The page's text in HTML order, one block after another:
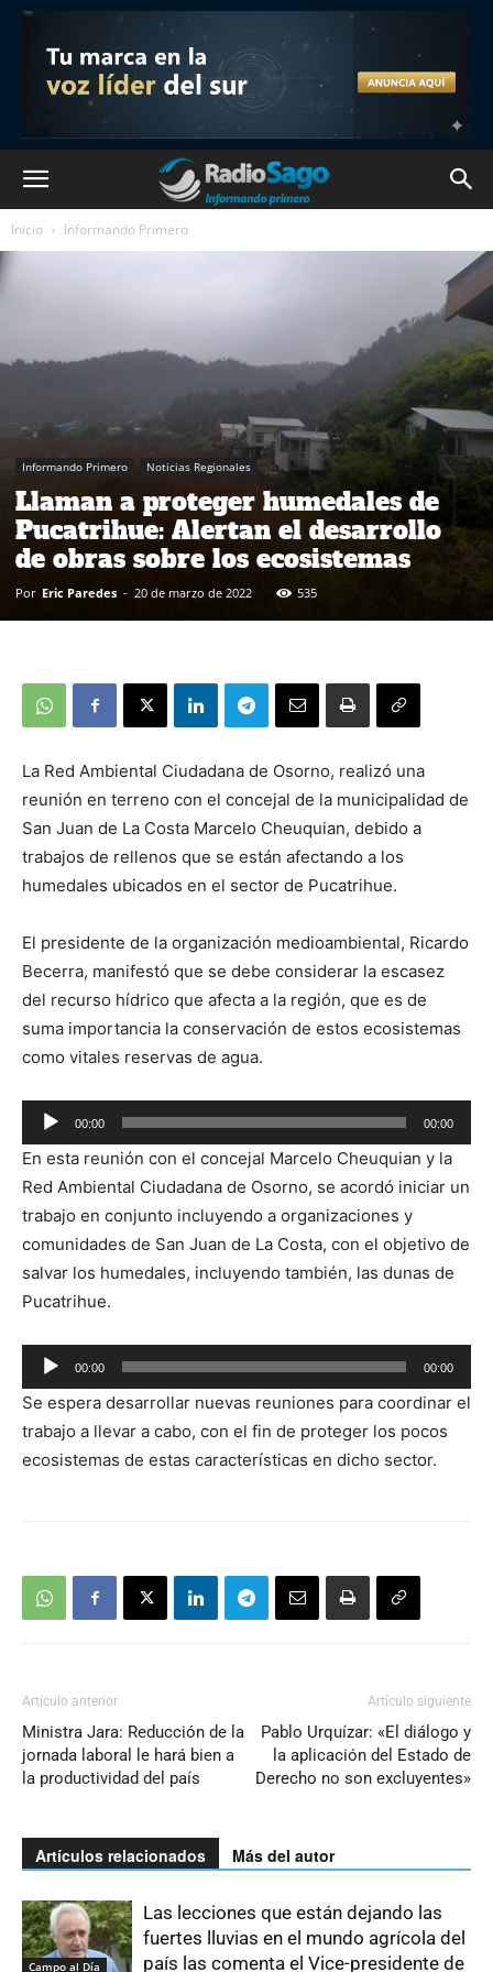
Inicio Informando Primero
Informando Primero Noticias Regionales
Llaman a proteger humedales de
Pucatrihue: Alertan el desarrollo
de obras sobre los ecosistemas
Por Eric Paredes - 20 de marzo de 2022 535
La Red Ambiental Ciudadana de Osorno, realizó una
reunión en terreno con el concejal de la municipalidad de
San Juan de La Costa Marcelo Cheuquian, debido a
trabajos de rellenos que se están afectando a los
humedales ubicados en el sector de Pucatrihue.
El presidente de la organización medioambiental, Ricardo
Becerra, manifestó que se debe considerar la escasez
del recurso hídrico que afecta a la región, que es de
suma importancia la conservación de estos ecosistemas
como vitales reservas de agua.
Reproductor
de
audio
00:00 00:00
En esta reunión con el concejal Marcelo Cheuquian y la
Red Ambiental Ciudadana de Osorno, se acordó iniciar un
trabajo en conjunto incluyendo a organizaciones y
comunidades de San Juan de La Costa, con el objetivo de
salvar los humedales, incluyendo también, las dunas de
Pucatrihue.
Reproductor
de
audio
00:00 00:00
Se espera desarrollar nuevas reuniones para coordinar el
trabajo a llevar a cabo, con el fin de proteger los pocos
ecosistemas de estas características en dicho sector.
Artículo anterior
Ministra Jara: Reducción de la
jornada laboral le hará bien a
la productividad del país
Artículo siguiente
Pablo Urquízar: «El diálogo y
la aplicación del Estado de
Derecho no son excluyentes»
Artículos relacionados Más del autor
Campo al Día
Las lecciones que están dejando las
fuertes lluvias en el mundo agrícola del
país las comenta el Vice-presidente de